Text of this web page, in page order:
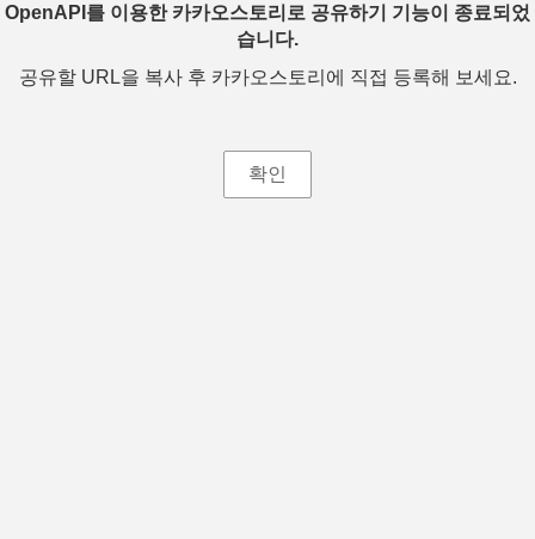
OpenAPI를 이용한 카카오스토리로 공유하기 기능이 종료되었
습니다.
공유할 URL을 복사 후 카카오스토리에 직접 등록해 보세요.
확인